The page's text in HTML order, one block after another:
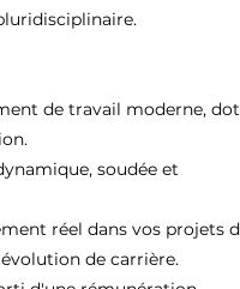
de travail moderne,
soudée et
réel dans vos projets
de carrière.